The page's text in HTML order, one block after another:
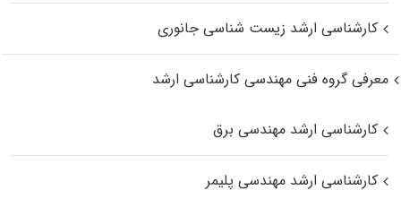
کارشناسی ارشد زیست‌ شناسی جانوری
معرفی گروه فنی مهندسی کارشناسی ارشد
کارشناسی ارشد مهندسی برق
کارشناسی ارشد مهندسی پلیمر